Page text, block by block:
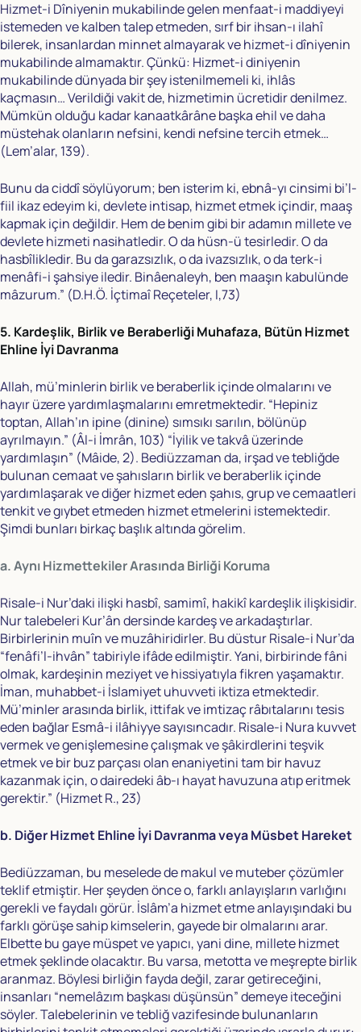
Hizmet-i Dîniyenin mukabilinde gelen menfaat-i maddiyeyi
istemeden ve kalben talep etmeden, sırf bir ihsan-ı ilahî
bilerek, insanlardan minnet almayarak ve hizmet-i dîniyenin
mukabilinde almamaktır. Çünkü: Hizmet-i diniyenin
mukabilinde dünyada bir şey istenilmemeli ki, ihlâs
kaçmasın… Verildiği vakit de, hizmetimin ücretidir denilmez.
Mümkün olduğu kadar kanaatkârâne başka ehil ve daha
müstehak olanların nefsini, kendi nefsine tercih etmek…
(Lem’alar, 139).
Bunu da ciddî söylüyorum; ben isterim ki, ebnâ-yı cinsimi bi’l-
fiil ikaz edeyim ki, devlete intisap, hizmet etmek içindir, maaş
kapmak için değildir. Hem de benim gibi bir adamın millete ve
devlete hizmeti nasihatledir. O da hüsn-ü tesirledir. O da
hasbîlikledir. Bu da garazsızlık, o da ivazsızlık, o da terk-i
menâfi-i şahsiye iledir. Binâenaleyh, ben maaşın kabulünde
mâzurum.” (D.H.Ö. İçtimaî Reçeteler, I,73)
5. Kardeşlik, Birlik ve Beraberliği Muhafaza, Bütün Hizmet
Ehline İyi Davranma
Allah, mü’minlerin birlik ve beraberlik içinde olmalarını ve
hayır üzere yardımlaşmalarını emretmektedir. “Hepiniz
toptan, Allah’ın ipine (dinine) sımsıkı sarılın, bölünüp
ayrılmayın.” (Âl-i İmrân, 103) “İyilik ve takvâ üzerinde
yardımlaşın” (Mâide, 2). Bediüzzaman da, irşad ve tebliğde
bulunan cemaat ve şahısların birlik ve beraberlik içinde
yardımlaşarak ve diğer hizmet eden şahıs, grup ve cemaatleri
tenkit ve gıybet etmeden hizmet etmelerini istemektedir.
Şimdi bunları birkaç başlık altında görelim.
a. Aynı Hizmettekiler Arasında Birliği Koruma
Risale-i Nur’daki ilişki hasbî, samimî, hakikî kardeşlik ilişkisidir.
Nur talebeleri Kur’ân dersinde kardeş ve arkadaştırlar.
Birbirlerinin muîn ve muzâhiridirler. Bu düstur Risale-i Nur’da
“fenâfi’l-ihvân” tabiriyle ifâde edilmiştir. Yani, birbirinde fâni
olmak, kardeşinin meziyet ve hissiyatıyla fikren yaşamaktır.
İman, muhabbet-i İslamiyet uhuvveti iktiza etmektedir.
Mü’minler arasında birlik, ittifak ve imtizaç râbıtalarını tesis
eden bağlar Esmâ-i ilâhiyye sayısıncadır. Risale-i Nura kuvvet
vermek ve genişlemesine çalışmak ve şâkirdlerini teşvik
etmek ve bir buz parçası olan enaniyetini tam bir havuz
kazanmak için, o dairedeki âb-ı hayat havuzuna atıp eritmek
gerektir.” (Hizmet R., 23)
b. Diğer Hizmet Ehline İyi Davranma veya Müsbet Hareket
Bediüzzaman, bu meselede de makul ve muteber çözümler
teklif etmiştir. Her şeyden önce o, farklı anlayışların varlığını
gerekli ve faydalı görür. İslâm’a hizmet etme anlayışındaki bu
farklı görüşe sahip kimselerin, gayede bir olmalarını arar.
Elbette bu gaye müspet ve yapıcı, yani dine, millete hizmet
etmek şeklinde olacaktır. Bu varsa, metotta ve meşrepte birlik
aranmaz. Böylesi birliğin fayda değil, zarar getireceğini,
insanları “nemelâzım başkası düşünsün” demeye iteceğini
söyler. Talebelerinin ve tebliğ vazifesinde bulunanların